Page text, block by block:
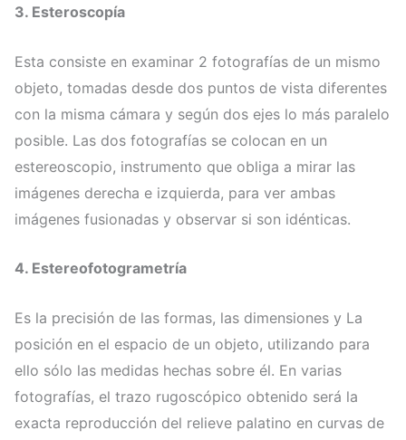
3. Esteroscopía
Esta consiste en examinar 2 fotografías de un mismo
objeto, tomadas desde dos puntos de vista diferentes
con la misma cámara y según dos ejes lo más paralelo
posible. Las dos fotografías se colocan en un
estereoscopio, instrumento que obliga a mirar las
imágenes derecha e izquierda, para ver ambas
imágenes fusionadas y observar si son idénticas.
4. Estereofotogrametría
Es la precisión de las formas, las dimensiones y La
posición en el espacio de un objeto, utilizando para
ello sólo las medidas hechas sobre él. En varias
fotografías, el trazo rugoscópico obtenido será la
exacta reproducción del relieve palatino en curvas de